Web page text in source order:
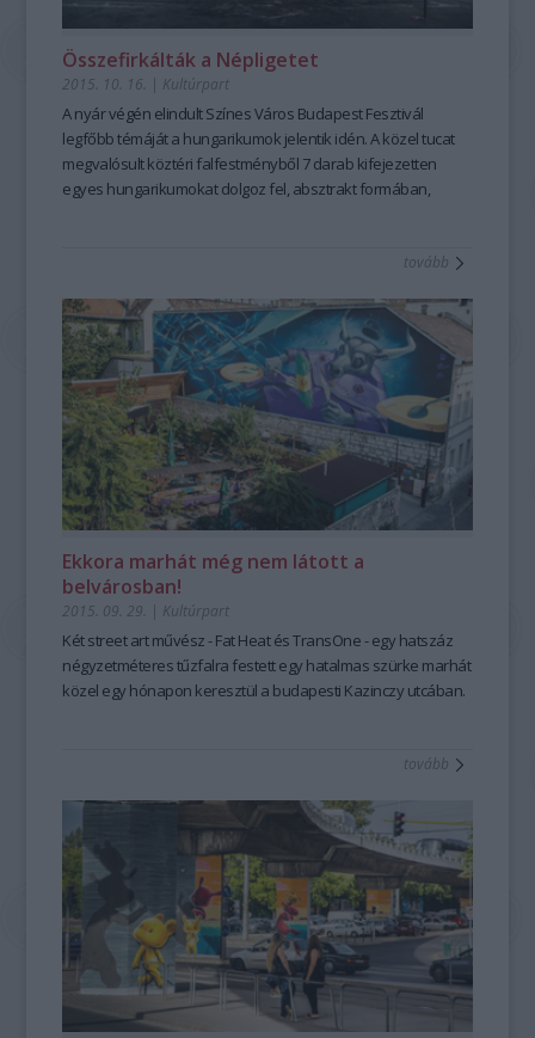
Összefirkálták a Népligetet
2015. 10. 16. | Kultúrpart
A nyár végén elindultSzínes Város Budapest Fesztivál
legfőbb témáját a hungarikumok jelentik idén. A közel tucat
megvalósult köztéri falfestményből 7 darab kifejezetten
egyes hungarikumokat dolgoz fel, absztrakt formában,
tovább
Ekkora marhát még nem látott a
belvárosban!
2015. 09. 29. | Kultúrpart
Két street art művész -Fat HeatésTransOne- egy hatszáz
négyzetméteres tűzfalra festett egy hatalmas szürke marhát
közel egy hónapon keresztül a budapesti Kazinczy utcában.
tovább